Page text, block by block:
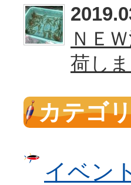
ＮＥ
荷しま
カテゴ
イベン